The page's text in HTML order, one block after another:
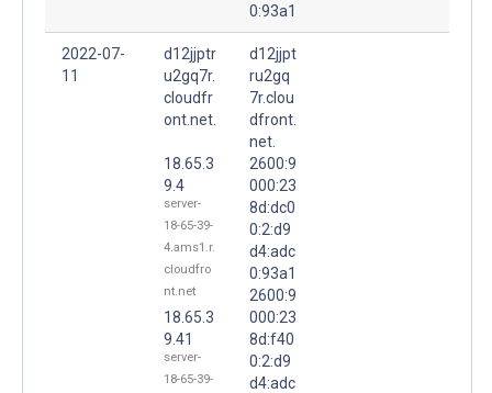
0:93a1
2022-07-
11
d12jjptr
u2gq7r.
cloudfr
ont.net.
18.65.3
9.4
server-
18-65-39-
4.ams1.r.
cloudfro
nt.net
18.65.3
9.41
server-
18-65-39-
d12jjpt
ru2gq
7r.clou
dfront.
net.
2600:9
000:23
8d:dc0
0:2:d9
d4:adc
0:93a1
2600:9
000:23
8d:f40
0:2:d9
d4:adc